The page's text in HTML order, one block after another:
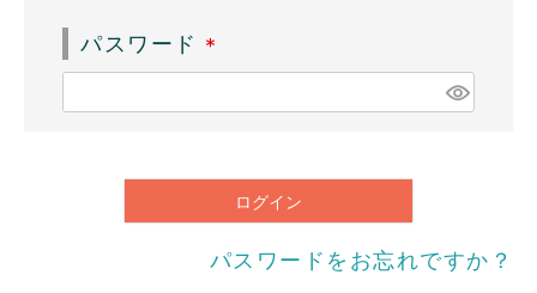
パスワード
(
必
)
ログイン
パスワードをお忘れですか？